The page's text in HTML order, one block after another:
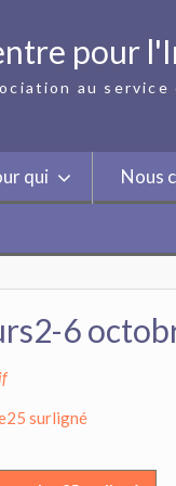
pour
au
qui Nous
6
surligné